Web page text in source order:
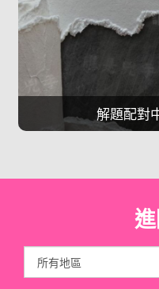
解題配對